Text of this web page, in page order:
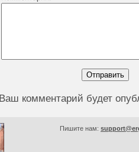
Ваш комментарий будет
Пишите нам: